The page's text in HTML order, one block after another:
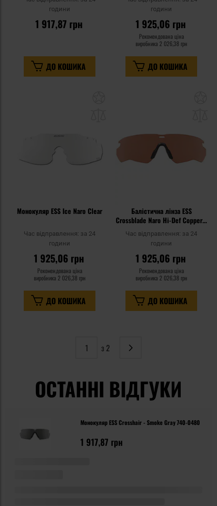
години
1 917,87 грн
ДО КОШИКА
години
1 925,06 грн
Рекомендована ціна
виробника 2 026,38 грн
ДО КОШИКА
Монокуляр ESS Ice Naro Clear
Час відправлення: за 24
години
1 925,06 грн
Рекомендована ціна
виробника 2 026,38 грн
ДО КОШИКА
Балістична лінза ESS
Crossblade Naro Hi-Def Copper -
Час відправлення: за 24
години
1 925,06 грн
Рекомендована ціна
виробника 2 026,38 грн
ДО КОШИКА
з 2
Сторінка
Наступне
ОСТАННІ ВІДГУКИ
Монокуляр ESS Crosshair - Smoke Gray 740-0480
1 917,87 грн